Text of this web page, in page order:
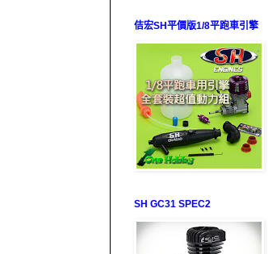
佶宏SH平價版1/8平跑車引擎
SH GC31 SPEC2